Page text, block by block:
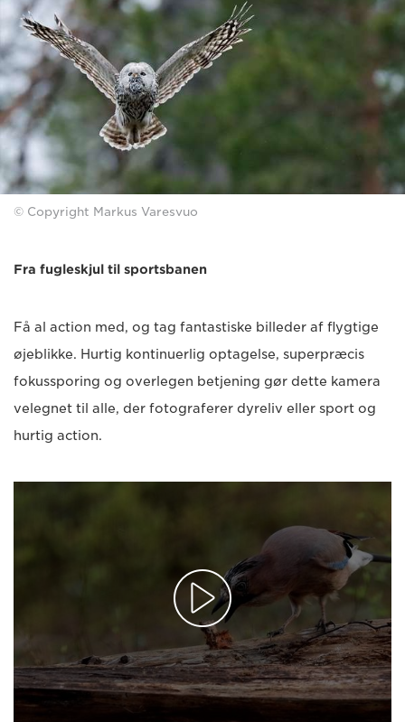
© Copyright Markus Varesvuo
Fra fugleskjul til sportsbanen
Få al action med, og tag fantastiske billeder af flygtige
øjeblikke. Hurtig kontinuerlig optagelse, superpræcis
fokussporing og overlegen betjening gør dette kamera
velegnet til alle, der fotograferer dyreliv eller sport og
hurtig action.